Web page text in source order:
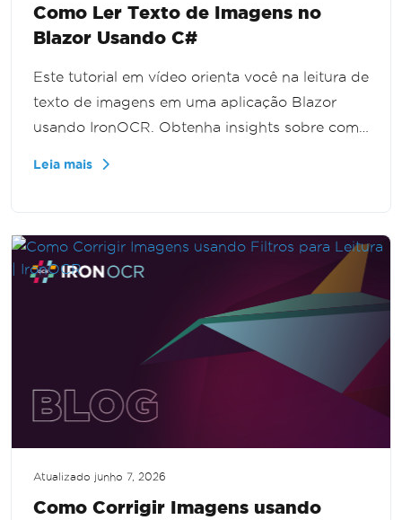
Como Ler Texto de Imagens no
Blazor Usando C#
Este tutorial em vídeo orienta você na leitura de
texto de imagens em uma aplicação Blazor
usando IronOCR. Obtenha insights sobre como
Leia mais
Atualizado junho 7, 2026
Como Corrigir Imagens usando